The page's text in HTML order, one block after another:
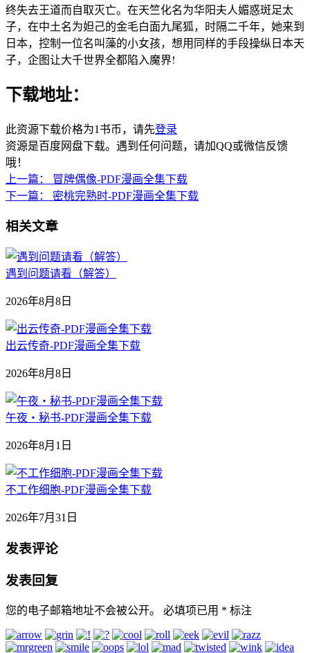
终失去王道而自取灭亡。在天竺化名为华阳夫人媚惑斑足太
子，在中土名为妲己的金毛白面九尾狐，时隔二千年，她来到
日本，控制一位名叫藻的小女孩，想用同样的手段操纵日本天
子，企图让大千世界全都陷入魔界!
下载地址：
此资源下载价格为1 书币，请先登录
资源是百度网盘下载。遇到任何问题，请加QQ或微信反馈
哦！
上一篇：
冒牌偶像-PDF漫画全集下载
下一篇：
密桃完熟时-PDF漫画全集下载
相关文章
遇到问题请看（解答）
2026年8月8日
出云传奇-PDF漫画全集下载
2026年8月8日
午夜‧秘书-PDF漫画全集下载
2026年8月1日
不工作细胞-PDF漫画全集下载
2026年7月31日
发表评论
发表回复
您的电子邮箱地址不会被公开。 必填项已用 * 标注